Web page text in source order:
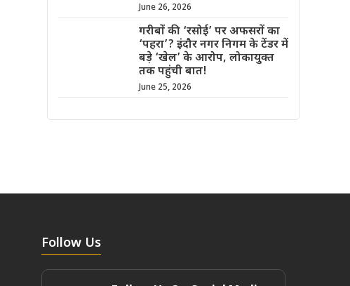
June 26, 2026
गरीबों की ‘रसोई’ पर अफसरों का
‘पहरा’? इंदौर नगर निगम के टेंडर में
बड़े ‘खेल’ के आरोप, लोकायुक्त
तक पहुंची बात!
June 25, 2026
Follow Us